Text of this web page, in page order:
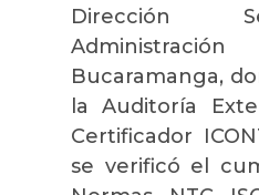
Dirección
Bucaramanga,
la Auditoría
Certificador
se verificó el